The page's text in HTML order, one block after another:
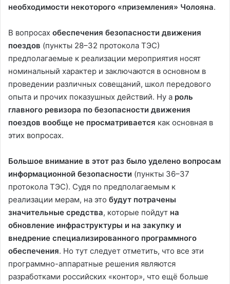
необходимости некоторого «приземления» Чолояна.
В вопросах обеспечения безопасности движения
поездов (пункты 28–32 протокола ТЭС)
предполагаемые к реализации мероприятия носят
номинальный характер и заключаются в основном в
проведении различных совещаний, школ передового
опыта и прочих показушных действий. Ну а роль
главного ревизора по безопасности движения
поездов вообще не просматривается как основная в
этих вопросах.
Большое внимание в этот раз было уделено вопросам
информационной безопасности (пункты 36–37
протокола ТЭС). Судя по предполагаемым к
реализации мерам, на это будут потрачены
значительные средства, которые пойдут на
обновление инфраструктуры и на закупку и
внедрение специализированного программного
обеспечения. Но тут следует отметить, что все эти
программно-аппаратные решения являются
разработками российских «контор», что ещё больше